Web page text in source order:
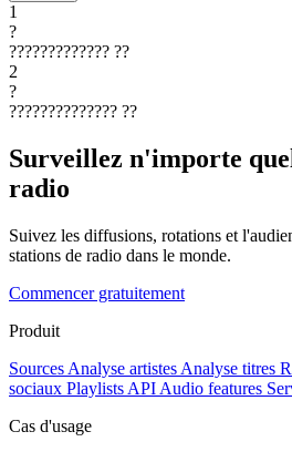
1
?
????????????? ??
2
?
?????????????? ??
Surveillez n'importe
radio
Suivez les diffusions, rotations et
stations de radio dans le monde.
Commencer gratuitement
Produit
Sources Analyse artistes Analyse titres
sociaux Playlists API Audio features
Cas d'usage